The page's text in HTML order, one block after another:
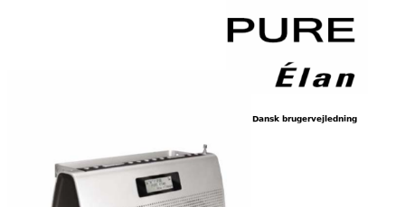
Dansk brugervejledning